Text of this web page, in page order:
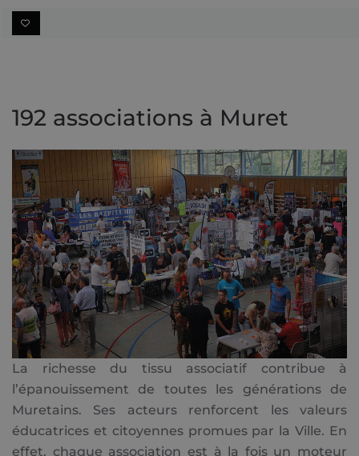
192 associations à Muret
La richesse du tissu associatif contribue à
l’épanouissement de toutes les générations de
Muretains. Ses acteurs renforcent les valeurs
éducatrices et citoyennes promues par la Ville. En
effet, chaque association est à la fois un moteur